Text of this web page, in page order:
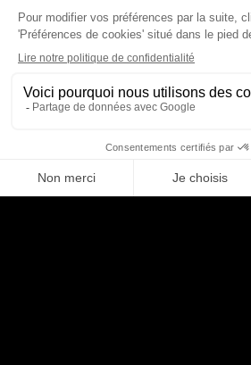
LA VOITURE DE VOS
Classement mi-saison 2026
des pilotes de F1 : les
tendances après 11 Grands
Prix
Aug 7, 2026